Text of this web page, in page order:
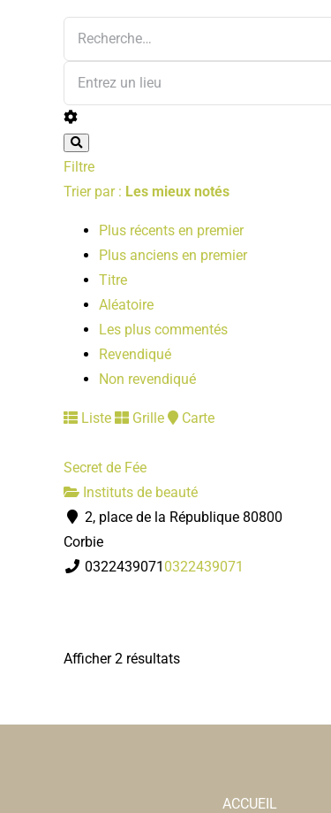
Filtre
Trier par : Les mieux notés
Plus récents en premier
Plus anciens en premier
Titre
Aléatoire
Les plus commentés
Revendiqué
Non revendiqué
Liste Grille Carte
Secret de Fée
Instituts de beauté
2, place de la République 80800
Corbie
0322439071 0322439071
Afficher 2 résultats
ACCUEIL